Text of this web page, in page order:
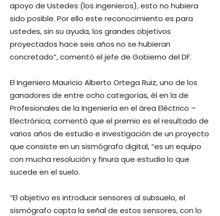
apoyo de Ustedes (los ingenieros), esto no hubiera
sido posible. Por ello este reconocimiento es para
ustedes, sin su ayuda, los grandes objetivos
proyectados hace seis años no se hubieran
concretado”, comentó el jefe de Gobierno del DF.
El Ingeniero Mauricio Alberto Ortega Ruiz, uno de los
ganadores de entre ocho categorías, él en la de
Profesionales de la Ingeniería en el área Eléctrico –
Electrónica; comentó que el premio es el resultado de
varios años de estudio e investigación de un proyecto
que consiste en un sismógrafo digital, “es un equipo
con mucha resolución y finura que estudia lo que
sucede en el suelo.
“El objetivo es introducir sensores al subsuelo, el
sismógrafo capta la señal de estos sensores, con lo